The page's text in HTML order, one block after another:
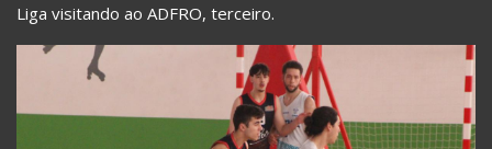
Liga visitando ao ADFRO, terceiro.